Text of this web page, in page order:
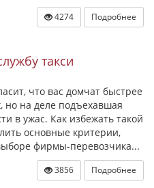
4274 Подробнее
такси
что вас домчат быстрее
но на деле подъехавшая
в ужас. Как избежать такой
основные критерии,
фирмы-перевозчика...
3856 Подробнее